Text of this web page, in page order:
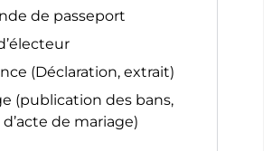
de passeport
(Déclaration, extrait)
(publication des bans,
de mariage)